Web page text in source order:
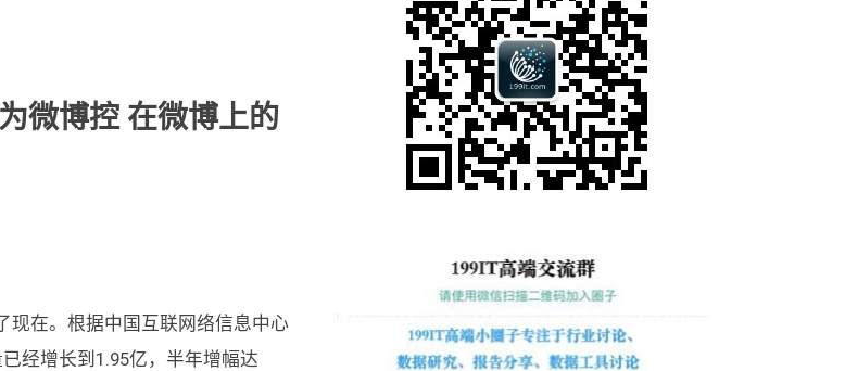
微博控 在微博上的
现在。根据中国互联网络信息中心
经增长到1.95亿，半年增幅达